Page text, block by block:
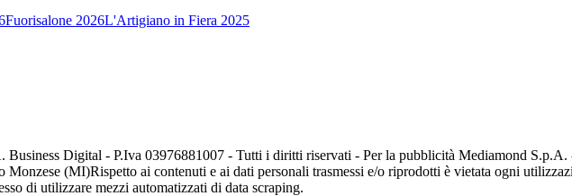
Fuorisalone 2026L'Artigiano in Fiera 2025
Business Digital - P.Iva 03976881007 - Tutti i diritti riservati - Per la pubblicità Mediamond
Monzese (MI)Rispetto ai contenuti e ai dati personali trasmessi e/o riprodotti è vietata ogni
di utilizzare mezzi automatizzati di data scraping.